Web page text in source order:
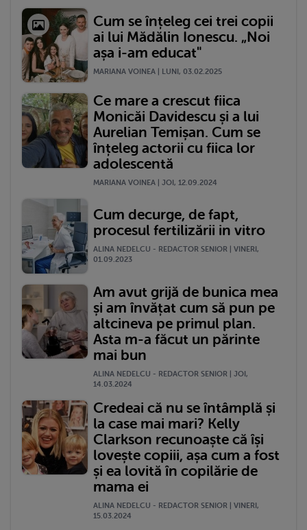
Cum se înțeleg cei trei copii
ai lui Mădălin Ionescu. „Noi
așa i-am educat"
MARIANA VOINEA | LUNI, 03.02.2025
Ce mare a crescut fiica
Monicăi Davidescu și a lui
Aurelian Temișan. Cum se
înțeleg actorii cu fiica lor
adolescentă
MARIANA VOINEA | JOI, 12.09.2024
Cum decurge, de fapt,
procesul fertilizării in vitro
ALINA NEDELCU - REDACTOR SENIOR | VINERI,
01.09.2023
Am avut grijă de bunica mea
și am învățat cum să pun pe
altcineva pe primul plan.
Asta m-a făcut un părinte
mai bun
ALINA NEDELCU - REDACTOR SENIOR | JOI,
14.03.2024
Credeai că nu se întâmplă și
la case mai mari? Kelly
Clarkson recunoaște că își
lovește copiii, așa cum a fost
și ea lovită în copilărie de
mama ei
ALINA NEDELCU - REDACTOR SENIOR | VINERI,
15.03.2024